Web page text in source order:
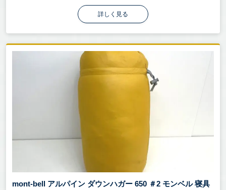
詳しく見る
mont-bell アルパイン ダウンハガー 650 ＃2 モンベル 寝具